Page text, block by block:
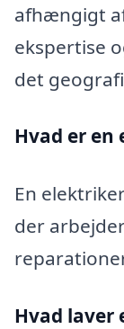
afhængigt
ekspertise
det
Hvad er en
En
der
Hvad laver